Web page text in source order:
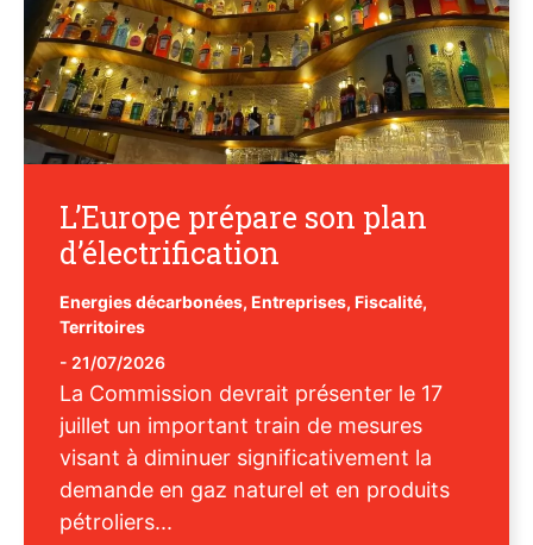
L’Europe prépare son plan
d’électrification
Energies décarbonées, Entreprises, Fiscalité,
Territoires
- 21/07/2026
La Commission devrait présenter le 17
juillet un important train de mesures
visant à diminuer significativement la
demande en gaz naturel et en produits
pétroliers...